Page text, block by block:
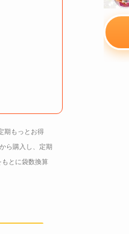
期もっとお得
ら購入し、定期
もとに袋数換算